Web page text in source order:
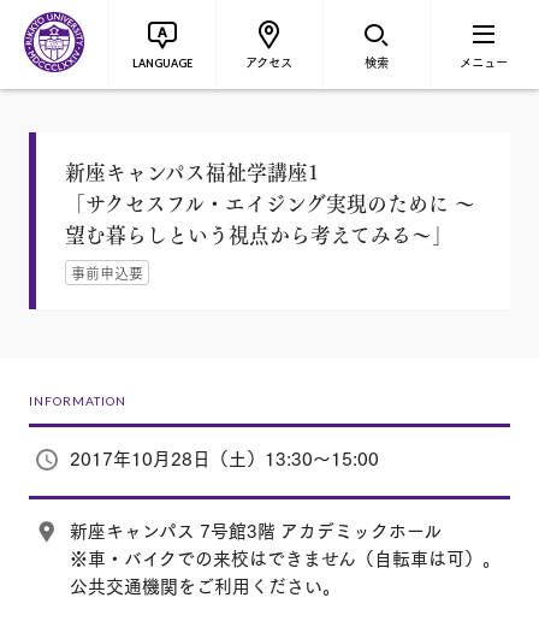
LANGUAGE アクセス 検索 メニュー
新座キャンパス福祉学講座1
「サクセスフル・エイジング実現のために ～
望む暮らしという視点から考えてみる～」
事前申込要
INFORMATION
2017年10月28日（土）13:30～15:00
新座キャンパス 7号館3階 アカデミックホール
※車・バイクでの来校はできません（自転車は可）。
公共交通機関をご利用ください。